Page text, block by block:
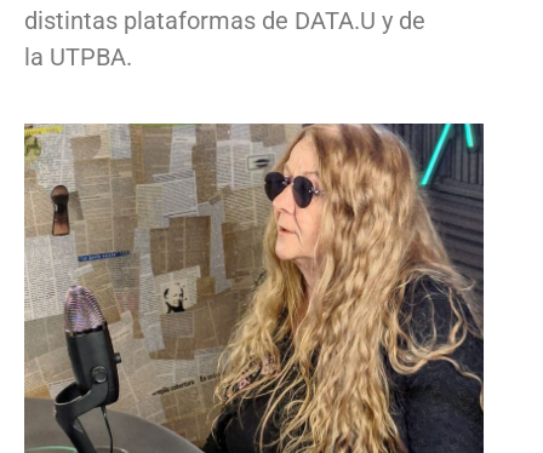
distintas plataformas de DATA.U y de
la UTPBA.